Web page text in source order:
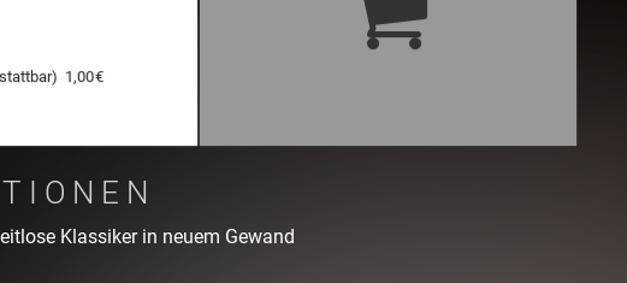
1,00 €39,00 €
Klassiker in neuem Gewand